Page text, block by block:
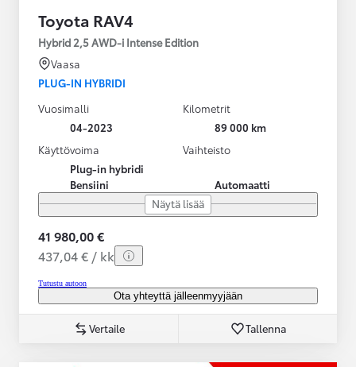
Toyota RAV4
Hybrid 2,5 AWD-i Intense Edition
Vaasa
PLUG-IN HYBRIDI
Vuosimalli
04-2023
Kilometrit
89 000 km
Käyttövoima
Plug-in hybridi
Bensiini
Vaihteisto
Automaatti
Näytä lisää
41 980,00 €
437,04 € / kk
Tutustu autoon
Ota yhteyttä jälleenmyyjään
Vertaile Tallenna